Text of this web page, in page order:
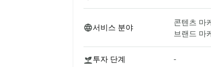
서비스 분야
콘텐츠 마
브랜드
투자 단계 -